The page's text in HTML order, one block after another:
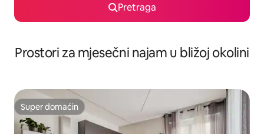
Pretraga
Prostori za mjesečni najam u bližoj okolini
Super domaćin
Super domaćin